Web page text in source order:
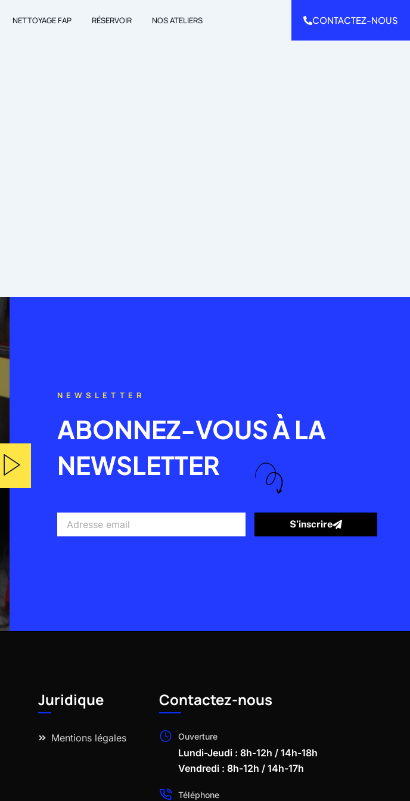
NETTOYAGE FAP RÉSERVOIR NOS ATELIERS CONTACTEZ-NOUS
NEWSLETTER
ABONNEZ-VOUS À LA
NEWSLETTER
email
S’inscrire
Juridique
Mentions légales
Contactez-nous
Ouverture
Lundi-Jeudi : 8h-12h / 14h-18h
Vendredi : 8h-12h / 14h-17h
Téléphone